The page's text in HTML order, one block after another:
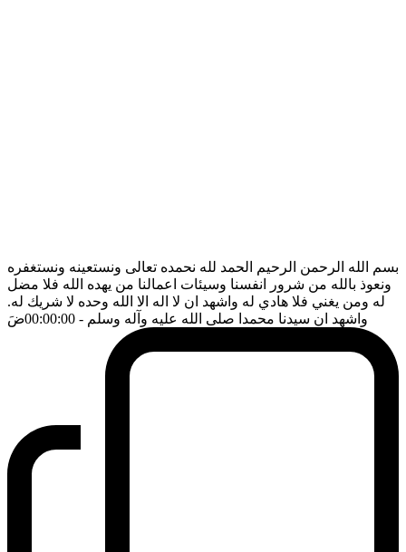
بسم الله الرحمن الرحيم الحمد لله نحمده تعالى ونستعينه ونستغفره
ونعوذ بالله من شرور انفسنا وسيئات اعمالنا من يهده الله فلا مضل
له ومن يغني فلا هادي له واشهد ان لا اله الا الله وحده لا شريك له.
واشهد ان سيدنا محمدا صلى الله عليه وآله وسلم - 00:00:00 ضَ